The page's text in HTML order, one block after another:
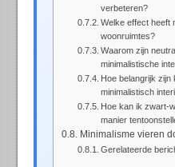
verbeteren?
Welke effect heeft
woonruimtes?
Waarom zijn
minimalistische
Hoe belangrijk
minimalistisch
Hoe kan ik zwart-
manier
Minimalisme vieren
Gerelateerde